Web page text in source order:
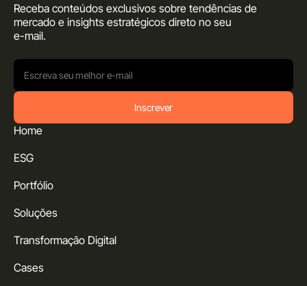
Home
ESG
Portfólio
Soluções
Transformação Digital
Cases
Receba conteúdos exclusivos sobre tendências de
mercado e insights estratégicos direto no seu
e-mail.
Inscrever